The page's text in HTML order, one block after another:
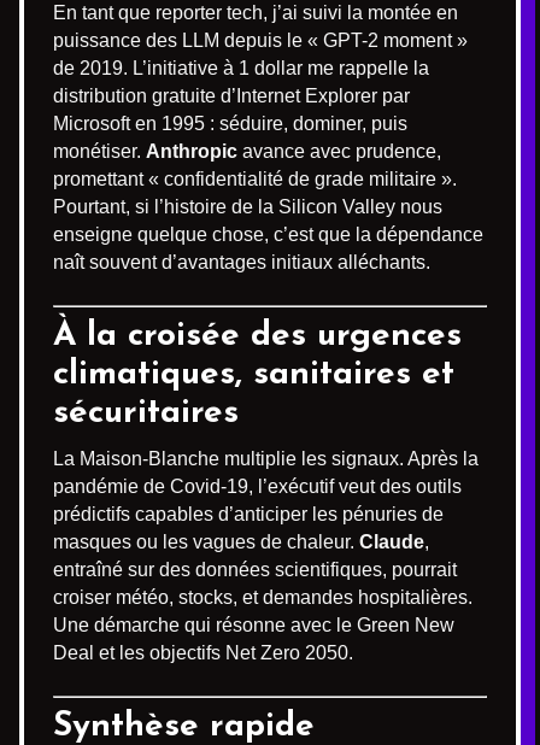
En tant que reporter tech, j’ai suivi la montée en
puissance des LLM depuis le « GPT-2 moment »
de 2019. L’initiative à 1 dollar me rappelle la
distribution gratuite d’Internet Explorer par
Microsoft en 1995 : séduire, dominer, puis
monétiser. Anthropic avance avec prudence,
promettant « confidentialité de grade militaire ».
Pourtant, si l’histoire de la Silicon Valley nous
enseigne quelque chose, c’est que la dépendance
naît souvent d’avantages initiaux alléchants.
À la croisée des urgences
climatiques, sanitaires et
sécuritaires
La Maison-Blanche multiplie les signaux. Après la
pandémie de Covid-19, l’exécutif veut des outils
prédictifs capables d’anticiper les pénuries de
masques ou les vagues de chaleur. Claude,
entraîné sur des données scientifiques, pourrait
croiser météo, stocks, et demandes hospitalières.
Une démarche qui résonne avec le Green New
Deal et les objectifs Net Zero 2050.
Synthèse rapide